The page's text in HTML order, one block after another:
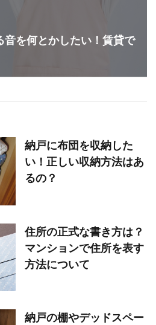
音を何とかしたい！賃貸で
納戸に布団を収納した
い！正しい収納方法はあ
るの？
住所の正式な書き方は？
マンションで住所を表す
方法について
納戸の棚やデッドスペー